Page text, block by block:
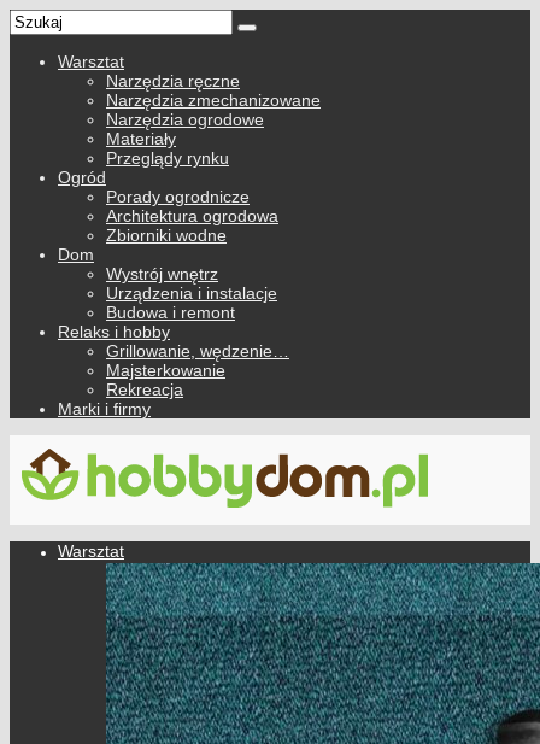
Warsztat
Narzędzia ręczne
Narzędzia zmechanizowane
Narzędzia ogrodowe
Materiały
Przeglądy rynku
Ogród
Porady ogrodnicze
Architektura ogrodowa
Zbiorniki wodne
Dom
Wystrój wnętrz
Urządzenia i instalacje
Budowa i remont
Relaks i hobby
Grillowanie, wędzenie…
Majsterkowanie
Rekreacja
Marki i firmy
Warsztat